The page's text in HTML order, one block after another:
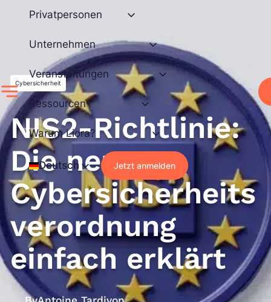
springen
Privatpersonen
Unternehmen
Veranstaltungen
Ressourcen
Warum Liora?
Deutsch Jetzt anmelden
Cybersicherheit
NIS2-Richtlinie:
Die neue
Cybersicherheits
verordnung
einfach erklärt